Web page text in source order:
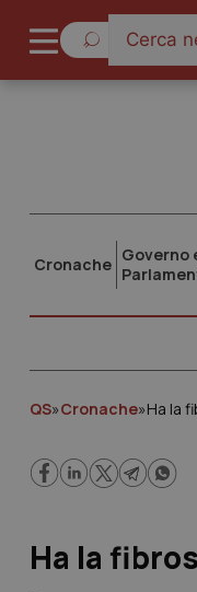
Cronache Governo
QS»Cronache»Ha la
Ha la